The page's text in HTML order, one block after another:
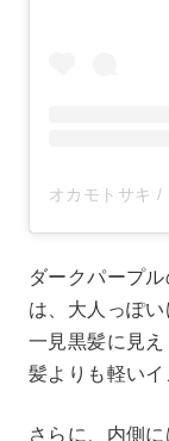
ダークパープ
は、大人っぽ
一見黒髪に見
髪よりも軽いイ
さらに、内側